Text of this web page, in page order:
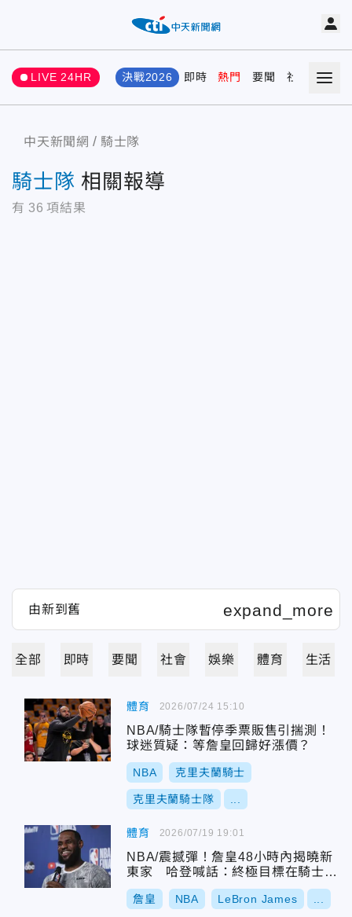
LIVE 24HR 決戰2026 即時 熱門 要聞 社會 娛樂
中天新聞網 騎士隊
騎士隊 相關報導
有 36 項結果
全部 即時 要聞 社會 娛樂 體育 生活
體育
NBA/騎士隊暫停季票販售引揣測！
球迷質疑：等詹皇回歸好漲價？
NBA 克里夫蘭騎士
克里夫蘭騎士隊
2026/07/24 15:10
體育
NBA/震撼彈！詹皇48小時內揭曉新
東家 哈登喊話：終極目標在騎士聯
手
詹皇 NBA LeBron James
2026/07/19 19:01